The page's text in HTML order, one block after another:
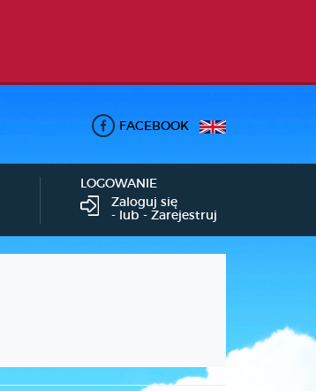
FACEBOOK
LOGOWANIE
Zaloguj się
- lub - Zarejestruj